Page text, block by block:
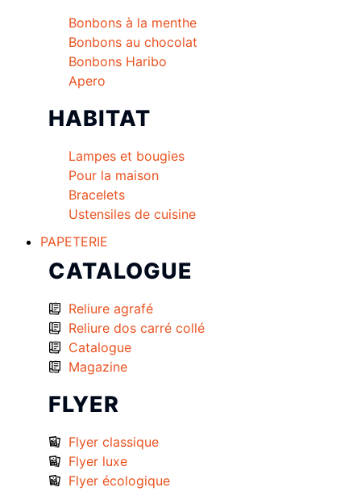
Bonbons à la menthe
Bonbons au chocolat
Bonbons Haribo
Apero
HABITAT
Lampes et bougies
Pour la maison
Bracelets
Ustensiles de cuisine
PAPETERIE
CATALOGUE
Reliure agrafé
Reliure dos carré collé
Catalogue
Magazine
FLYER
Flyer classique
Flyer luxe
Flyer écologique